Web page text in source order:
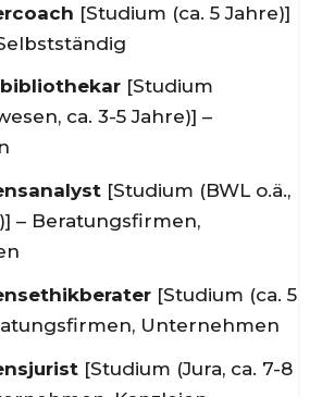
[Studium (ca. 5 Jahre)]
[Studium
ca. 3-5 Jahre)] –
[Studium (BWL o.ä.,
– Beratungsfirmen,
[Studium (ca. 5
Unternehmen
[Studium (Jura, ca. 7-8